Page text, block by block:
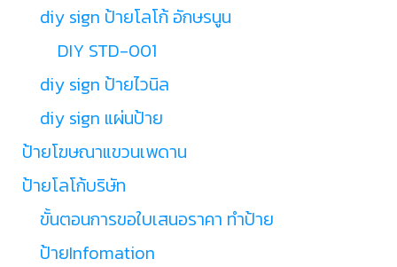
diy sign ป้ายโลโก้ อักษรนูน
DIY STD-001
diy sign ป้ายไวนิล
diy sign แผ่นป้าย
ป้ายโฆษณาแขวนเพดาน
ป้ายโลโก้บริษัท
ขั้นตอนการขอใบเสนอราคา ทำป้าย
ป้ายInfomation